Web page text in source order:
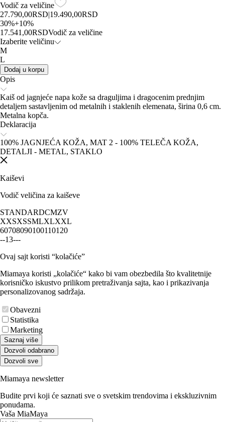
Vodič za veličine
27.790,00RSD|19.490,00RSD
30%+10%
17.541,00RSDVodič za veličine
Izaberite veličinu
M
L
Dodaj u korpu
Opis
Kaiš od jagnjeće napa kože sa draguljima i dragocenim prednjim
detaljem sastavljenim od metalnih i staklenih elemenata, širina 0,6 cm.
Metalna kopča.
Deklaracija
100% JAGNJEĆA KOŽA, MAT 2 - 100% TELEČA KOŽA,
DETALJI - METAL, STAKLO
Kaiševi
Vodič veličina za kaiševe
STANDARDCMZV
XXSXSSMLXLXXL
60708090100110120
--13---
Ovaj sajt koristi “kolačiće”
Miamaya koristi „kolačiće“ kako bi vam obezbedila što kvalitetnije
korisničko iskustvo prilikom pretraživanja sajta, kao i prikazivanja
personalizovanog sadržaja.
Obavezni
Statistika
Marketing
Saznaj više
Dozvoli odabrano
Dozvoli sve
Miamaya newsletter
Budite prvi koji će saznati sve o svetskim trendovima i ekskluzivnim
ponudama.
Vaša MiaMaya